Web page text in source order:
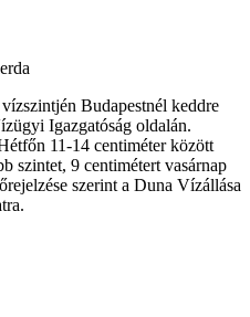
Budapestnél keddre
Igazgatóság oldalán.
11-14 centiméter között
szintet, 9 centimétert vasárnap
szerint a Duna Vízállása